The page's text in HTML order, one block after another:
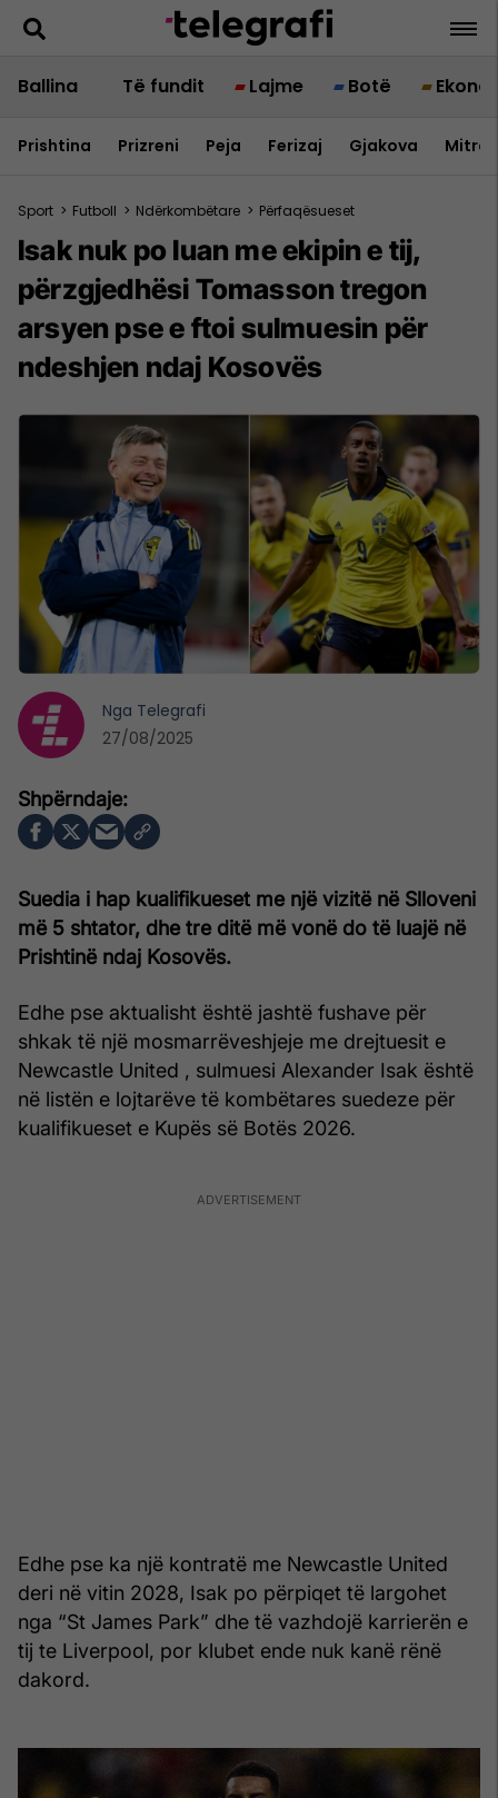
Ballina Të fundit Lajme Botë
Prishtina Prizreni Peja Ferizaj Gjakova
Sport > Futboll > Ndërkombëtare > Përfaqësueset
Isak nuk po luan me ekipin e tij,
përzgjedhësi Tomasson tregon
arsyen pse e ftoi sulmuesin për
ndeshjen ndaj Kosovës
Suedia i hap kualifikueset me një vizitë në Slloveni
më 5 shtator, dhe tre ditë më vonë do të luajë në
Prishtinë ndaj Kosovës.
Edhe pse aktualisht është jashtë fushave për
shkak të një mosmarrëveshjeje me drejtuesit e
Newcastle United , sulmuesi Alexander Isak është
në listën e lojtarëve të kombëtares suedeze për
kualifikueset e Kupës së Botës 2026.
Edhe pse ka një kontratë me Newcastle United
deri në vitin 2028, Isak po përpiqet të largohet
nga “St James Park” dhe të vazhdojë karrierën e
tij te Liverpool, por klubet ende nuk kanë rënë
dakord.
Nga Telegrafi
27/08/2025